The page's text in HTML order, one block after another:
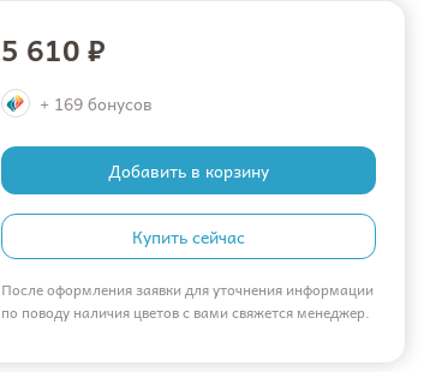
5 610 ₽
+ 169 бонусов
Добавить в корзину
Купить сейчас
После оформления заявки для уточнения информации
по поводу наличия цветов с вами свяжется менеджер.